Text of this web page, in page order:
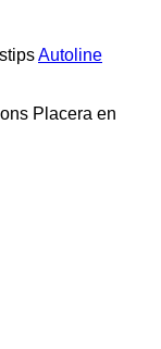
Autoline
Placera en